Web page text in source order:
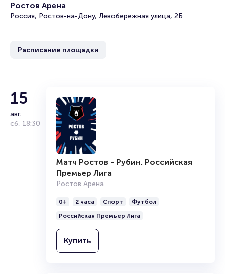
Ростов Арена
Россия, Ростов-на-Дону, Левобережная улица, 2Б
Расписание площадки
15
авг.
сб, 18:30
Матч Ростов - Рубин. Российская
Премьер Лига
Ростов Арена
0+ 2 часа Спорт
Футбол
Российская Премьер Лига
Купить